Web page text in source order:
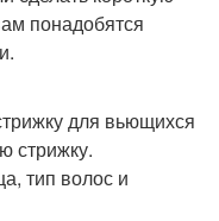
понадобятся
для вьющихся
стрижку.
тип волос и